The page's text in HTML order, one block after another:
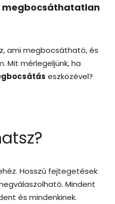
megbocsáthatatlan
ami megbocsátható, és
Mit mérlegeljünk, ha
eszközével?
Hosszú fejtegetések
Mindent
és mindenkinek.